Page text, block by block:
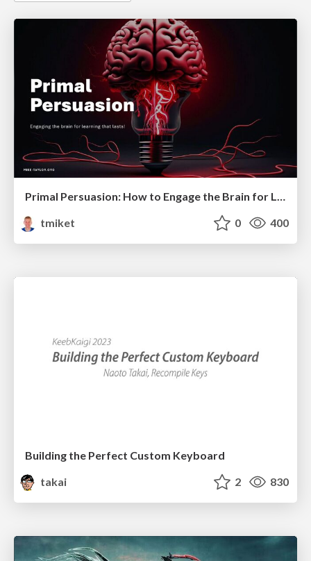
Primal Persuasion: How to Engage the Brain for Learning That Lasts
tmiket
0 400
Building the Perfect Custom Keyboard
takai
2 830